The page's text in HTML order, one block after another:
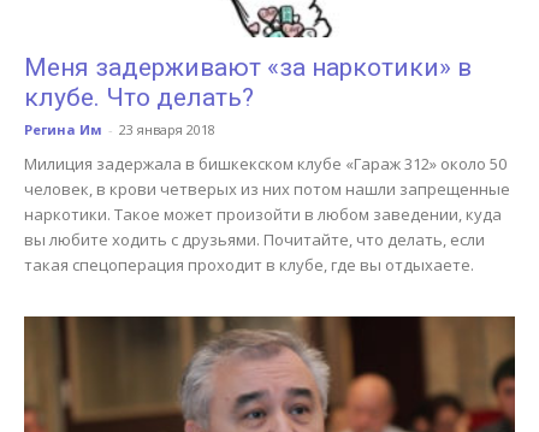
Меня задерживают «за наркотики» в
клубе. Что делать?
Регина Им - 23 января 2018
Милиция задержала в бишкекском клубе «Гараж 312» около 50
человек, в крови четверых из них потом нашли запрещенные
наркотики. Такое может произойти в любом заведении, куда
вы любите ходить с друзьями. Почитайте, что делать, если
такая спецоперация проходит в клубе, где вы отдыхаете.